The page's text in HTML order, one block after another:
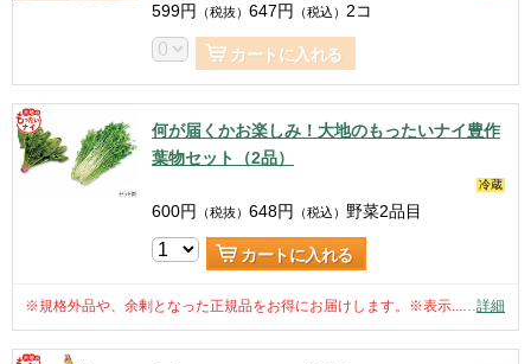
599円 （税抜） 647円 （税込） 2コ
カートに入れる
何が届くかお楽しみ！大地のもったいナイ豊作
葉物セット（2品）
冷蔵
600円 （税抜） 648円 （税込） 野菜2品目
カートに入れる
※規格外品や、余剰となった正規品をお得にお届けします。※表示...…詳細